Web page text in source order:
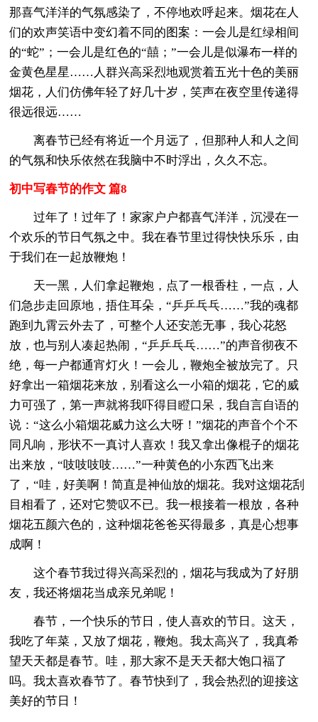
那喜气洋洋的气氛感染了，不停地欢呼起来。烟花在人
们的欢声笑语中变幻着不同的图案：一会儿是红绿相间
的“蛇”；一会儿是红色的“囍；”一会儿是似瀑布一样的
金黄色星星……人群兴高采烈地观赏着五光十色的美丽
烟花，人们仿佛年轻了好几十岁，笑声在夜空里传递得
很远很远……
离春节已经有将近一个月远了，但那种人和人之间
的气氛和快乐依然在我脑中不时浮出，久久不忘。
初中写春节的作文 篇8
过年了！过年了！家家户户都喜气洋洋，沉浸在一
个欢乐的节日气氛之中。我在春节里过得快快乐乐，由
于我们在一起放鞭炮！
天一黑，人们拿起鞭炮，点了一根香柱，一点，人
们急步走回原地，捂住耳朵，“乒乒乓乓……”我的魂都
跑到九霄云外去了，可整个人还安恙无事，我心花怒
放，也与别人凑起热闹，“乒乒乓乓……”的声音彻夜不
绝，每一户都通宵灯火！一会儿，鞭炮全被放完了。只
好拿出一箱烟花来放，别看这么一小箱的烟花，它的威
力可强了，第一声就将我吓得目瞪口呆，我自言自语的
说：“这么小箱烟花威力这么大呀！”烟花的声音个个不
同凡响，形状不一真讨人喜欢！我又拿出像棍子的烟花
出来放，“吱吱吱吱……”一种黄色的小东西飞出来
了，“哇，好美啊！简直是神仙放的烟花。我对这烟花刮
目相看了，还对它赞叹不已。我一根接着一根放，各种
烟花五颜六色的，这种烟花爸爸买得最多，真是心想事
成啊！
这个春节我过得兴高采烈的，烟花与我成为了好朋
友，我还将烟花当成亲兄弟呢！
春节，一个快乐的节日，使人喜欢的节日。这天，
我吃了年菜，又放了烟花，鞭炮。我太高兴了，我真希
望天天都是春节。哇，那大家不是天天都大饱口福了
吗。我太喜欢春节了。春节快到了，我会热烈的迎接这
美好的节日！